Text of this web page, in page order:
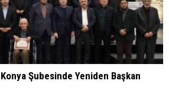
Şubesinde Yeniden Başkan